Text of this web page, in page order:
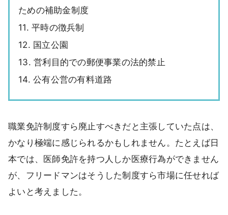
ための補助金制度
11. 平時の徴兵制
12. 国立公園
13. 営利目的での郵便事業の法的禁止
14. 公有公営の有料道路
職業免許制度すら廃止すべきだと主張していた点は、
かなり極端に感じられるかもしれません。たとえば日
本では、医師免許を持つ人しか医療行為ができません
が、フリードマンはそうした制度すら市場に任せれば
よいと考えました。